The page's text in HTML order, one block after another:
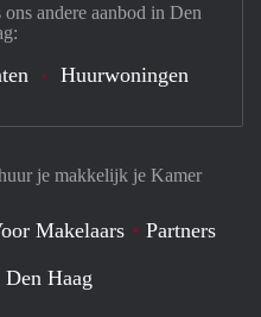
je makkelijk je Kamer
Makelaars
Partners
Haag
andere aanbod in Den
Huurwoningen